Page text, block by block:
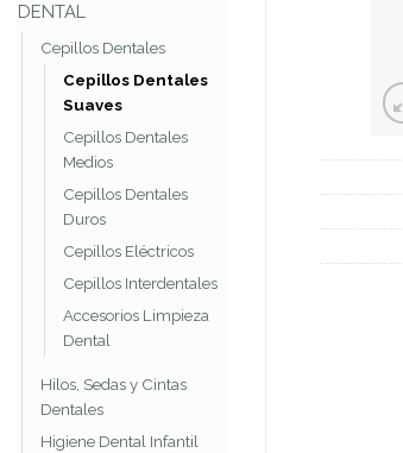
DENTAL
Cepillos Dentales
Cepillos Dentales
Suaves
Cepillos Dentales
Medios
Cepillos Dentales
Duros
Cepillos Eléctricos
Cepillos Interdentales
Accesorios Limpieza
Dental
Hilos, Sedas y Cintas
Dentales
Higiene Dental Infantil